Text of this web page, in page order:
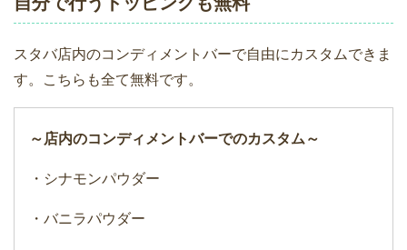
スタバ店内のコンディメントバーで自由にカスタムできま
す。こちらも全て無料です。
～店内のコンディメントバーでのカスタム～
・シナモンパウダー
・バニラパウダー